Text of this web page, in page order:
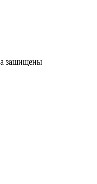
защищены